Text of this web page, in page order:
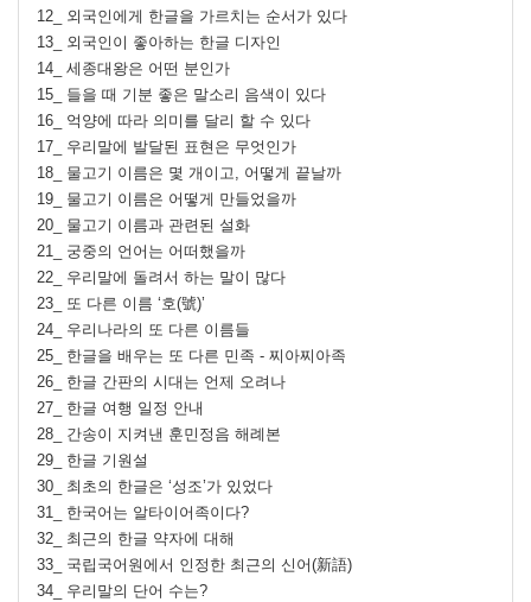
12_ 외국인에게 한글을 가르치는 순서가 있다
13_ 외국인이 좋아하는 한글 디자인
14_ 세종대왕은 어떤 분인가
15_ 들을 때 기분 좋은 말소리 음색이 있다
16_ 억양에 따라 의미를 달리 할 수 있다
17_ 우리말에 발달된 표현은 무엇인가
18_ 물고기 이름은 몇 개이고, 어떻게 끝날까
19_ 물고기 이름은 어떻게 만들었을까
20_ 물고기 이름과 관련된 설화
21_ 궁중의 언어는 어떠했을까
22_ 우리말에 돌려서 하는 말이 많다
23_ 또 다른 이름 ‘호(號)’
24_ 우리나라의 또 다른 이름들
25_ 한글을 배우는 또 다른 민족 - 찌아찌아족
26_ 한글 간판의 시대는 언제 오려나
27_ 한글 여행 일정 안내
28_ 간송이 지켜낸 훈민정음 해례본
29_ 한글 기원설
30_ 최초의 한글은 ‘성조’가 있었다
31_ 한국어는 알타이어족이다?
32_ 최근의 한글 약자에 대해
33_ 국립국어원에서 인정한 최근의 신어(新語)
34_ 우리말의 단어 수는?